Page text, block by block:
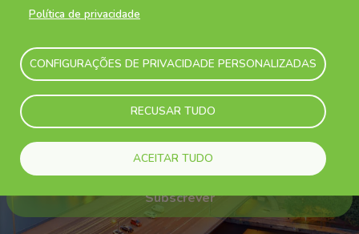
Política de privacidade
CONFIGURAÇÕES DE PRIVACIDADE PERSONALIZADAS
RECUSAR TUDO
ACEITAR TUDO
Your email
Confirmo que li e compreendi a
Privacidade da Flibcoe concordo em receber
comunicações de marketing da Flibco